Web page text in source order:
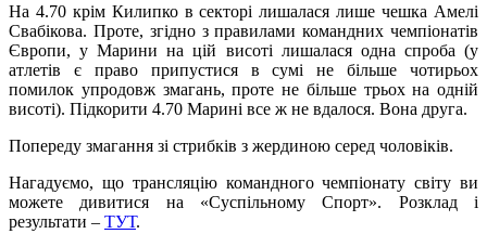
На 4.70 крім Килипко в секторі лишалася лише чешка Амелі
Свабікова. Проте, згідно з правилами командних чемпіонатів
Європи, у Марини на цій висоті лишалася одна спроба (у
атлетів є право припустися в сумі не більше чотирьох
помилок упродовж змагань, проте не більше трьох на одній
висоті). Підкорити 4.70 Марині все ж не вдалося. Вона друга.
Попереду змагання зі стрибків з жердиною серед чоловіків.
Нагадуємо, що трансляцію командного чемпіонату світу ви
можете дивитися на «Суспільному Спорт». Розклад і
результати – ТУТ.